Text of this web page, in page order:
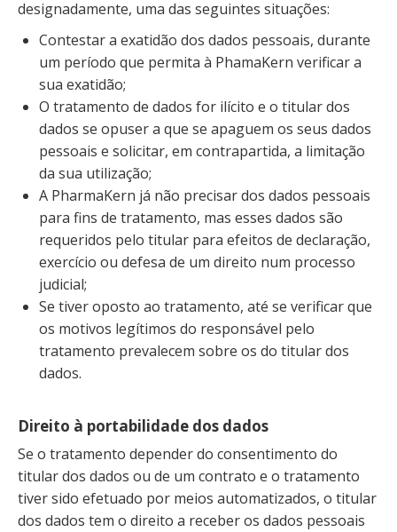
designadamente, uma das seguintes situações:
Contestar a exatidão dos dados pessoais, durante
um período que permita à PhamaKern verificar a
sua exatidão;
O tratamento de dados for ilícito e o titular dos
dados se opuser a que se apaguem os seus dados
pessoais e solicitar, em contrapartida, a limitação
da sua utilização;
A PharmaKern já não precisar dos dados pessoais
para fins de tratamento, mas esses dados são
requeridos pelo titular para efeitos de declaração,
exercício ou defesa de um direito num processo
judicial;
Se tiver oposto ao tratamento, até se verificar que
os motivos legítimos do responsável pelo
tratamento prevalecem sobre os do titular dos
dados.
Direito à portabilidade dos dados
Se o tratamento depender do consentimento do
titular dos dados ou de um contrato e o tratamento
tiver sido efetuado por meios automatizados, o titular
dos dados tem o direito a receber os dados pessoais